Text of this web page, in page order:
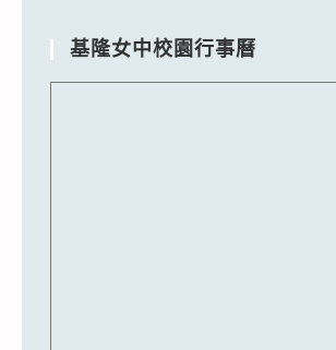
基隆女中校園行事曆